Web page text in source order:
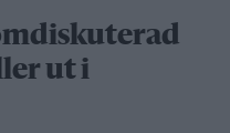
ut i